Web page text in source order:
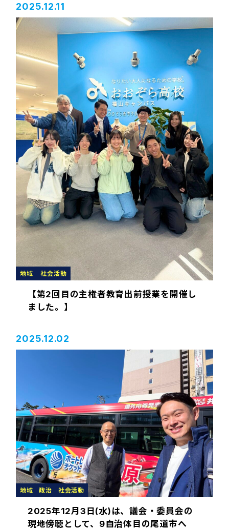
2025.12.11
地域 社会活動
【第2回目の主権者教育出前授業を開催し
ました。】
2025.12.02
地域 政治 社会活動
2025年12月3日(水)は、議会・委員会の
現地傍聴として、9自治体目の尾道市へ